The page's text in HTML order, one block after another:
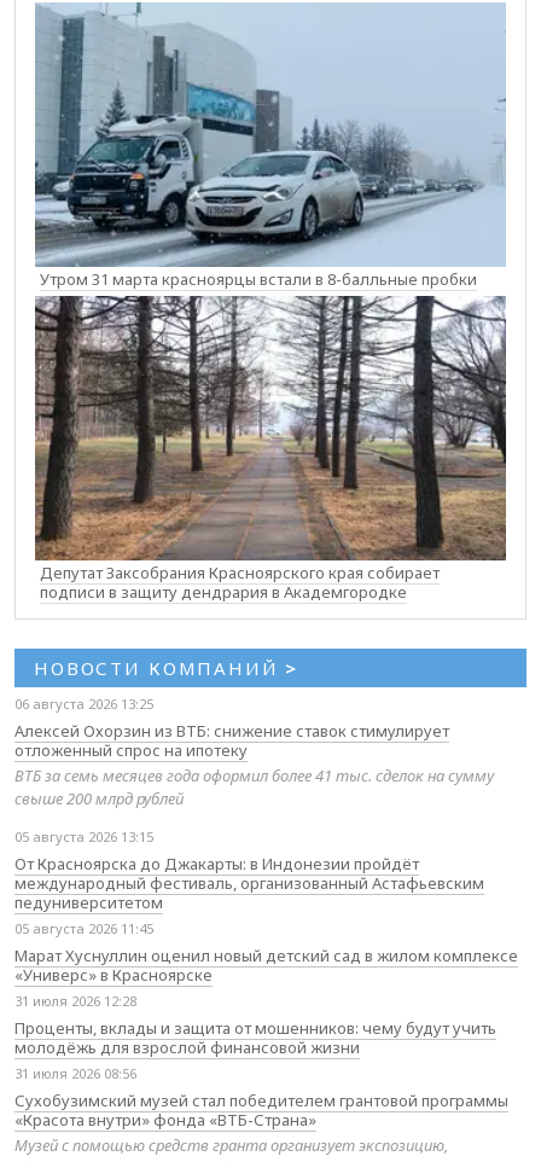
Утром 31 марта красноярцы встали в 8-балльные пробки
Депутат Заксобрания Красноярского края собирает
подписи в защиту дендрария в Академгородке
НОВОСТИ КОМПАНИЙ >
06 августа 2026 13:25
Алексей Охорзин из ВТБ: снижение ставок стимулирует
отложенный спрос на ипотеку
ВТБ за семь месяцев года оформил более 41 тыс. сделок на сумму
свыше 200 млрд рублей
05 августа 2026 13:15
От Красноярска до Джакарты: в Индонезии пройдёт
международный фестиваль, организованный Астафьевским
педуниверситетом
05 августа 2026 11:45
Марат Хуснуллин оценил новый детский сад в жилом комплексе
«Универс» в Красноярске
31 июля 2026 12:28
Проценты, вклады и защита от мошенников: чему будут учить
молодёжь для взрослой финансовой жизни
31 июля 2026 08:56
Сухобузимский музей стал победителем грантовой программы
«Красота внутри» фонда «ВТБ-Страна»
Музей с помощью средств гранта организует экспозицию,